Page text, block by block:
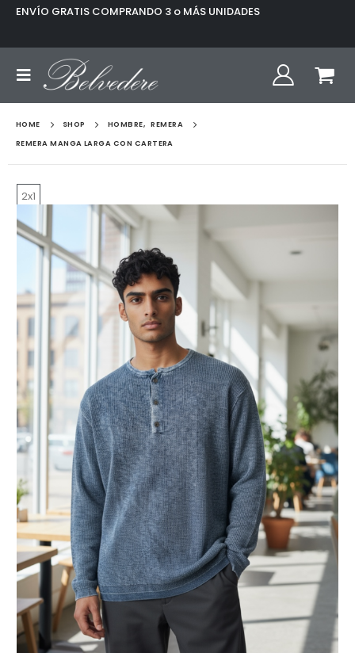
ENVÍO GRATIS COMPRANDO 3 o MÁS UNIDADES
HOME SHOP HOMBRE, REMERA
REMERA MANGA LARGA CON CARTERA
2x1